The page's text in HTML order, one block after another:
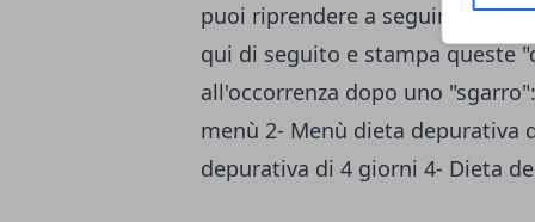
puoi riprendere a seguire la tua
qui di seguito e stampa queste
all'occorrenza dopo uno
menù 2- Menù dieta depurativa
depurativa di 4 giorni 4- Dieta